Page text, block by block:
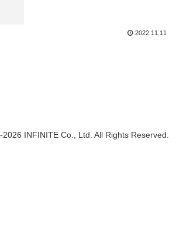
2022.11.11
INFINITE Co., Ltd. All Rights Reserved.